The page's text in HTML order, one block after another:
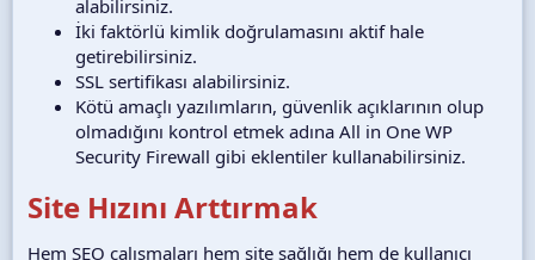
alabilirsiniz.
İki faktörlü kimlik doğrulamasını aktif hale
getirebilirsiniz.
SSL sertifikası alabilirsiniz.
Kötü amaçlı yazılımların, güvenlik açıklarının olup
olmadığını kontrol etmek adına All in One WP
Security Firewall gibi eklentiler kullanabilirsiniz.
Site Hızını Arttırmak
Hem SEO çalışmaları hem site sağlığı hem de kullanıcı